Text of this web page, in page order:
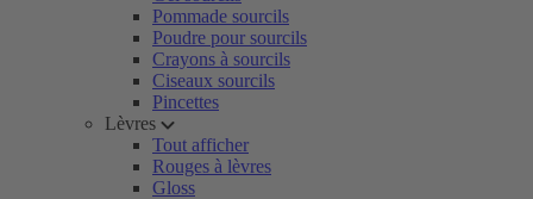
Pommade sourcils
Poudre pour sourcils
Crayons à sourcils
Ciseaux sourcils
Pincettes
Lèvres
Tout afficher
Rouges à lèvres
Gloss